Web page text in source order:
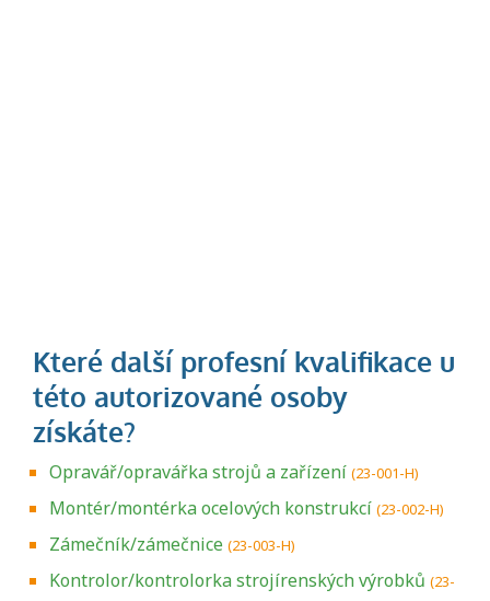
Opravář/opravářka strojů a zařízení (23-001-H)
Montér/montérka ocelových konstrukcí (23-002-H)
Zámečník/zámečnice (23-003-H)
Kontrolor/kontrolorka strojírenských výrobků (23-